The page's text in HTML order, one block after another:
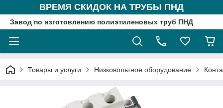
ВРЕМЯ СКИДОК НА ТРУБЫ ПНД
Завод по изготовлению полиэтиленовых труб ПНД
Товары и услуги Низковольтное оборудование